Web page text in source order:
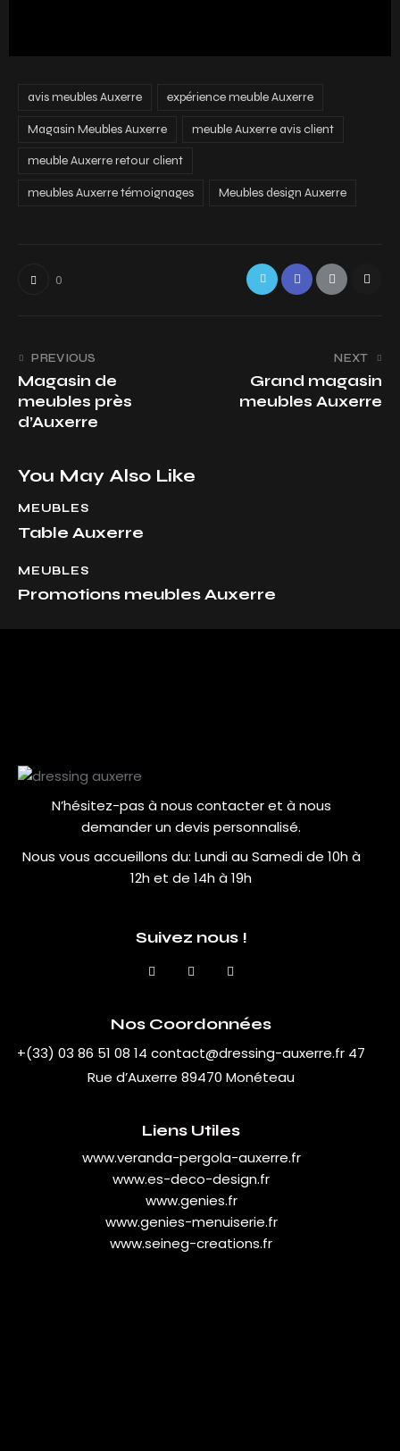
avis meubles Auxerre expérience meuble Auxerre
Magasin Meubles Auxerre meuble Auxerre avis client
meuble Auxerre retour client
meubles Auxerre témoignages Meubles design Auxerre
0
PREVIOUS
Magasin de
meubles près
d’Auxerre
NEXT
Grand magasin
meubles Auxerre
You May Also Like
MEUBLES
Table Auxerre
MEUBLES
Promotions meubles Auxerre
N’hésitez-pas à nous contacter et à nous
demander un devis personnalisé.
Nous vous accueillons du: Lundi au Samedi de 10h à
12h et de 14h à 19h
Suivez nous !
Nos Coordonnées
+(33) 03 86 51 08 14 contact@dressing-auxerre.fr 47
Rue d’Auxerre 89470 Monéteau
Liens Utiles
www.veranda-pergola-auxerre.fr
www.es-deco-design.fr
www.genies.fr
www.genies-menuiserie.fr
www.seineg-creations.fr